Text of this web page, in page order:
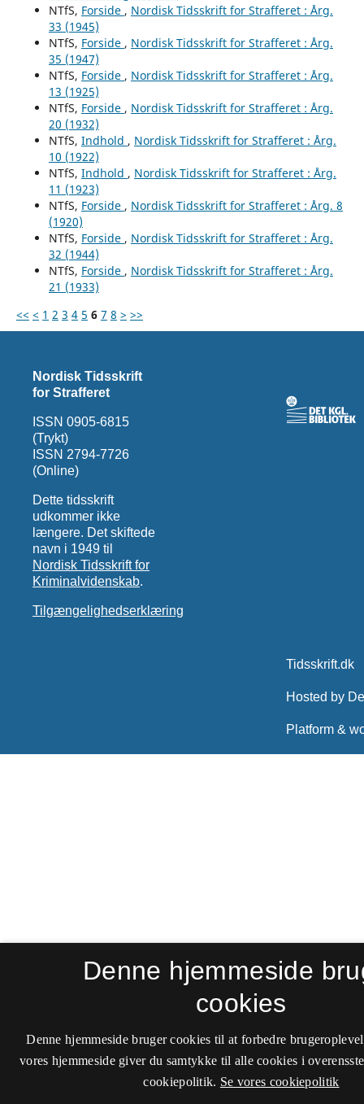
NTfS, Forside , Nordisk Tidsskrift for Strafferet : Årg.
33 (1945)
NTfS, Forside , Nordisk Tidsskrift for Strafferet : Årg.
35 (1947)
NTfS, Forside , Nordisk Tidsskrift for Strafferet : Årg.
13 (1925)
NTfS, Forside , Nordisk Tidsskrift for Strafferet : Årg.
20 (1932)
NTfS, Indhold , Nordisk Tidsskrift for Strafferet : Årg.
10 (1922)
NTfS, Indhold , Nordisk Tidsskrift for Strafferet : Årg.
11 (1923)
NTfS, Forside , Nordisk Tidsskrift for Strafferet : Årg. 8
(1920)
NTfS, Forside , Nordisk Tidsskrift for Strafferet : Årg.
32 (1944)
NTfS, Forside , Nordisk Tidsskrift for Strafferet : Årg.
21 (1933)
<< < 1 2 3 4 5 6 7 8 > >>
Nordisk Tidsskrift
for Strafferet
ISSN 0905-6815
(Trykt)
ISSN 2794-7726
(Online)
Dette tidsskrift
udkommer ikke
længere. Det skiftede
navn i 1949 til
Nordisk Tidsskrift for
Kriminalvidenskab.
Tilgængelighedserklæring
Denne hjemmeside
cookies
Denne hjemmeside bruger cookies til at forbedre
vores hjemmeside giver du samtykke til alle cookies i
cookiepolitik. Se vores cookiepolitik